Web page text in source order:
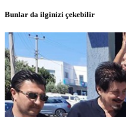
Bunlar da ilginizi çekebilir